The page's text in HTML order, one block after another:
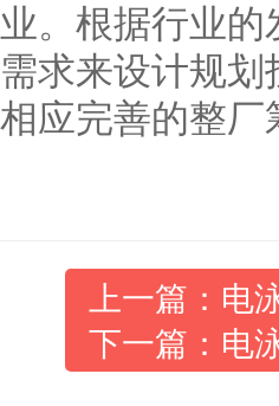
业。根据行业
需求来设计规
相应完善的整厂
上一篇：
下一篇：电